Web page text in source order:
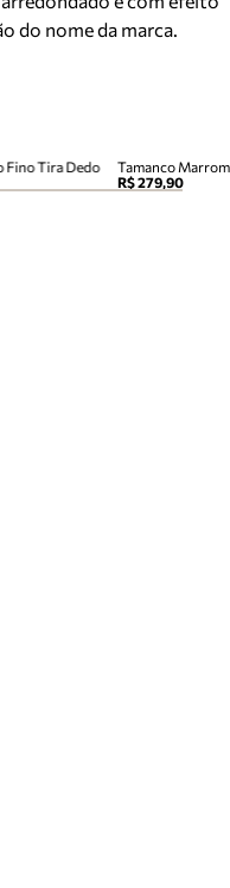
do nome da marca.
Fino Tira Dedo
Tamanco
R$ 279,90